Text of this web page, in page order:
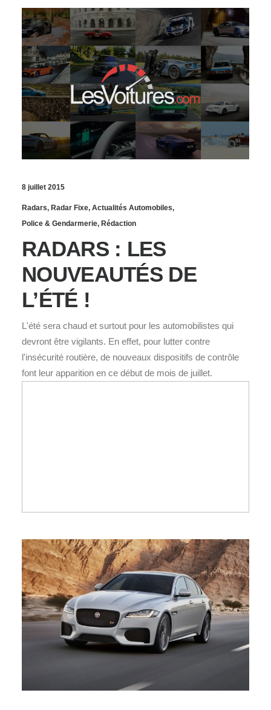
8 juillet 2015
Radars, Radar Fixe, Actualités Automobiles,
Police & Gendarmerie, Rédaction
RADARS : LES
NOUVEAUTÉS DE
L’ÉTÉ !
L'été sera chaud et surtout pour les automobilistes qui
devront être vigilants. En effet, pour lutter contre
l'insécurité routière, de nouveaux dispositifs de contrôle
font leur apparition en ce début de mois de juillet.